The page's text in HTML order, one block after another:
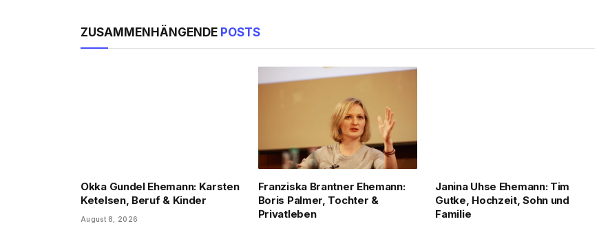
ZUSAMMENHÄNGENDE POSTS
Okka Gundel Ehemann: Karsten
Ketelsen, Beruf & Kinder
August 8, 2026
Franziska Brantner Ehemann:
Boris Palmer, Tochter &
Privatleben
Janina Uhse Ehemann: Tim
Gutke, Hochzeit, Sohn und
Familie